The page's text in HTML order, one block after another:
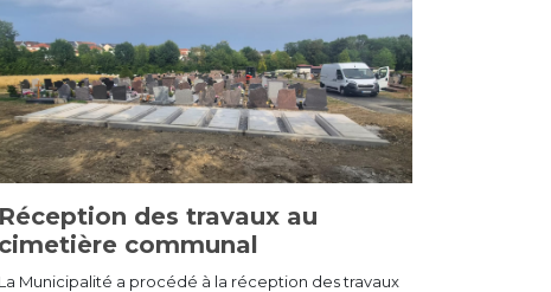
Réception des travaux au
cimetière communal
La Municipalité a procédé à la réception des travaux